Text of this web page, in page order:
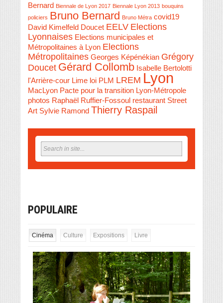
Bernard Biennale de Lyon 2017 Biennale Lyon 2013 bouquins
policiers Bruno Bernard Bruno Métra covid19
David Kimelfeld Doucet EELV Elections
Lyonnaises Elections municipales et
Métropolitaines à Lyon Elections
Métropolitaines Georges Képénékian Grégory
Doucet Gérard Collomb Isabelle Bertolotti
l'Arrière-cour Lime loi PLM LREM Lyon
MacLyon Pacte pour la transition Lyon-Métropole
photos Raphaël Ruffier-Fossoul restaurant Street
Art Sylvie Ramond Thierry Raspail
POPULAIRE
Cinéma Culture Expositions Livre